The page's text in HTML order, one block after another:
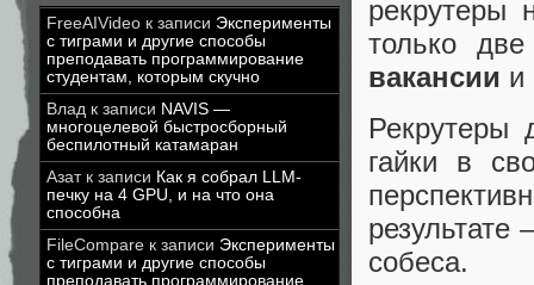
FreeAIVideo к записи Эксперименты
с тиграми и другие способы
преподавать программирование
студентам, которым скучно
Влад к записи NAVIS —
многоцелевой быстросборный
беспилотный катамаран
Азатк записи Как я собрал LLM-
печку на 4 GPU, и на что она
способна
FileCompare к записи Эксперименты
с тиграми и другие способы
преподавать программирование
рекрутеры
только
вакансии и
Рекрутеры
гайки в
собеса.